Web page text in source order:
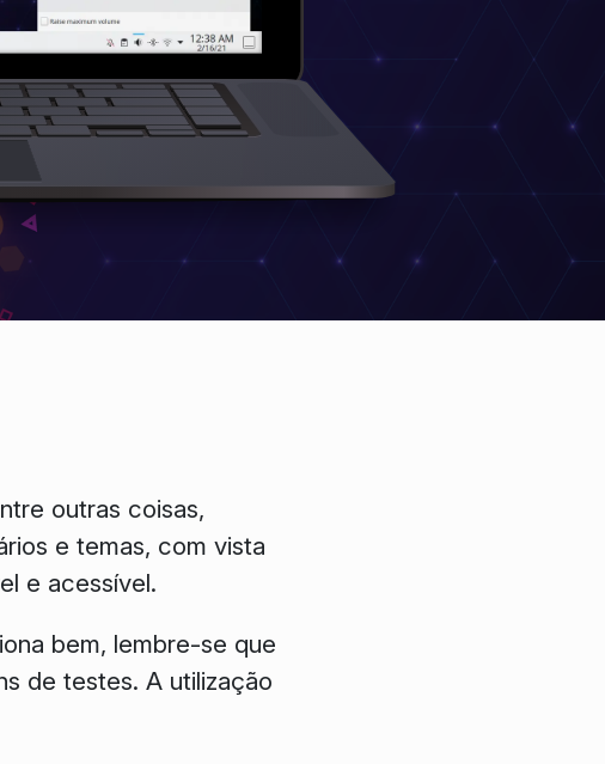
outras coisas,
e temas, com vista
e acessível.
bem, lembre-se que
de testes. A utilização